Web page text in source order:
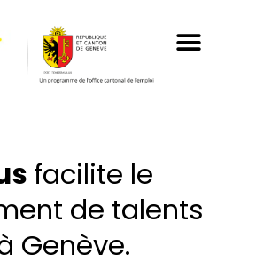
facilite le
de talents
Genève.